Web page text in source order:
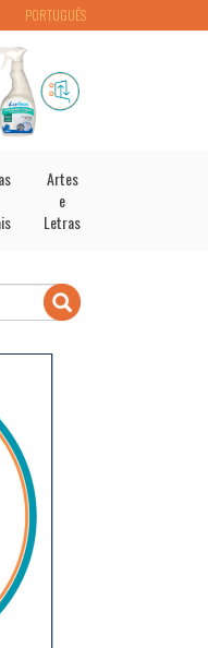
PORTUGUÊS
Artes
e
Letras